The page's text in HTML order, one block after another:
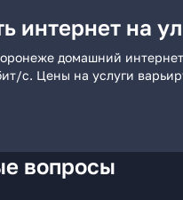
интернет на
домашний
с. Цены на услуги
вопросы